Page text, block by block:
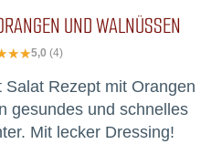
UND WALNÜSSEN
5,0 (4)
Rezept mit Orangen
gesundes und schnelles
Mit lecker Dressing!